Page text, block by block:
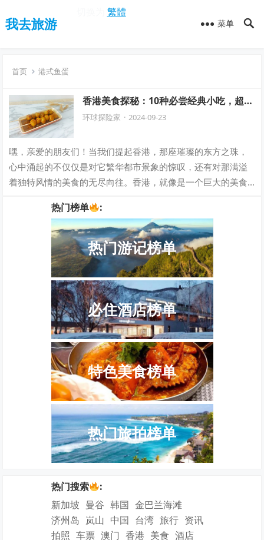
繁體
我去旅游 菜单
首页 港式鱼蛋
香港美食探秘：10种必尝经典小吃，超诱
人等你来品尝！
环球探险家 · 2024-09-23
嘿，亲爱的朋友们！当我们提起香港，那座璀璨的东方之珠，
心中涌起的不仅仅是对它繁华都市景象的惊叹，还有对那满溢
着独特风情的美食的无尽向往。香港，就像是一个巨大的美食
热门榜单 :
热门游记榜单
必住酒店榜单
特色美食榜单
热门旅拍榜单
热门搜索
:
新加坡 曼谷 韩国 金巴兰海滩
济州岛 岚山 中国 台湾 旅行 资讯
拍照 车票 澳门 香港 美食 酒店